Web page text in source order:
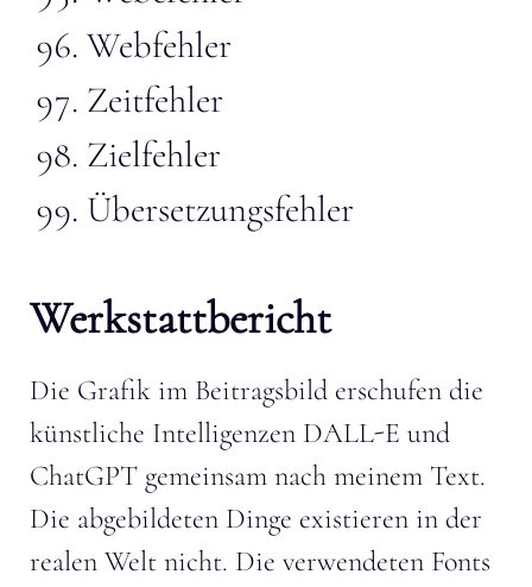
Webfehler
Zeitfehler
Zielfehler
Übersetzungsfehler
Werkstattbericht
Die Grafik im Beitragsbild erschufen die
künstliche Intelligenzen DALL-E und
ChatGPT gemeinsam nach meinem Text.
Die abgebildeten Dinge existieren in der
realen Welt nicht. Die verwendeten Fonts